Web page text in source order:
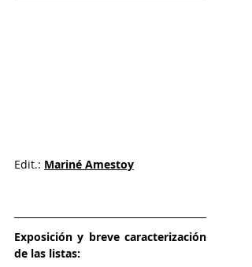
Edit.: Mariné Amestoy
Exposición y breve caracterización
de las listas: